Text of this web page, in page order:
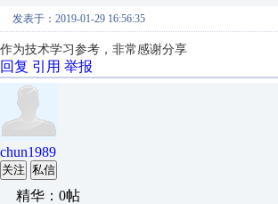
发表于：2019-01-29 16:56:35
作为技术学习参考，非常感谢分享
回复 引用 举报
chun1989
关注 私信
精华：0帖